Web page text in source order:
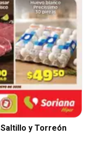
y Torreón